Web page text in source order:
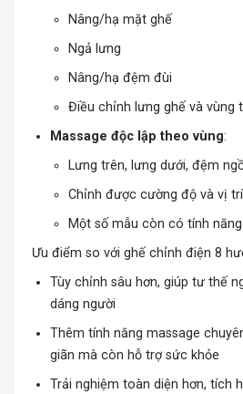
Nâng/hạ mặt ghế
Ngả lưng
Nâng/hạ đệm đùi
Điều chỉnh lưng ghế và vùng
Massage độc lập theo vùng:
Lưng trên, lưng dưới, đệm
Chỉnh được cường độ và vị
Một số mẫu còn có tính
Ưu điểm so với ghế chỉnh điện 8
Tùy chỉnh sâu hơn, giúp tư thế
dáng người
Thêm tính năng massage
giãn mà còn hỗ trợ sức khỏe
Trải nghiệm toàn diện hơn, tích